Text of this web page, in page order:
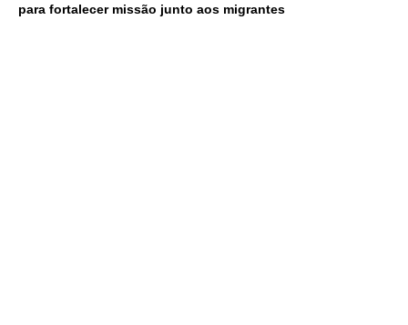
para fortalecer missão junto aos migrantes